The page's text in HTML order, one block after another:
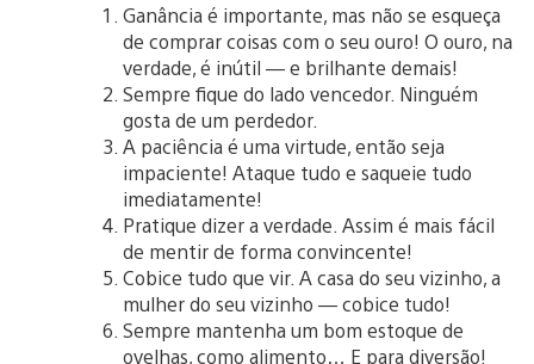
Ganância é importante, mas não se esqueça
de comprar coisas com o seu ouro! O ouro, na
verdade, é inútil — e brilhante demais!
Sempre fique do lado vencedor. Ninguém
gosta de um perdedor.
A paciência é uma virtude, então seja
impaciente! Ataque tudo e saqueie tudo
imediatamente!
Pratique dizer a verdade. Assim é mais fácil
de mentir de forma convincente!
Cobice tudo que vir. A casa do seu vizinho, a
mulher do seu vizinho — cobice tudo!
Sempre mantenha um bom estoque de
ovelhas, como alimento… E para diversão!